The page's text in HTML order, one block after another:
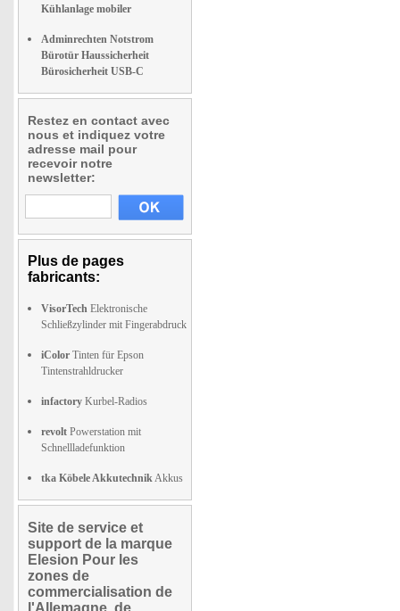
Kühlanlage mobiler
Adminrechten Notstrom
Bürotür Haussicherheit
Bürosicherheit USB-C
Restez en contact avec
nous et indiquez votre
adresse mail pour
recevoir notre
newsletter:
Plus de pages
fabricants:
VisorTech Elektronische
Schließzylinder mit Fingerabdruck
iColor Tinten für Epson
Tintenstrahldrucker
infactory Kurbel-Radios
revolt Powerstation mit
Schnellladefunktion
tka Köbele AkkutechnikAkkus
Site de service et
support de la marque
Elesion Pour les
zones de
commercialisation de
l'Allemagne, de